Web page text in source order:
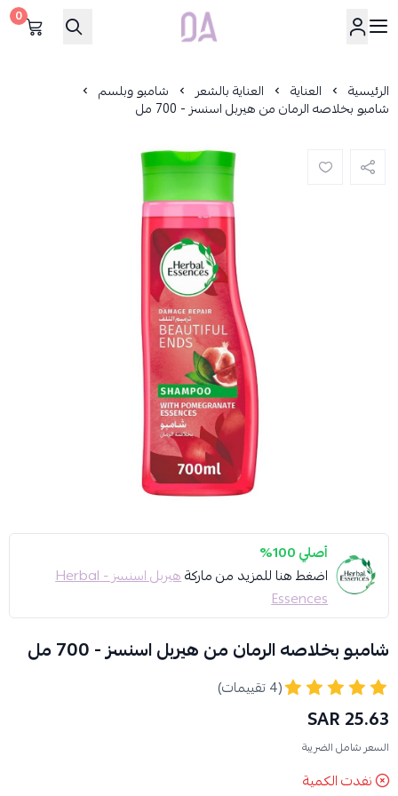
Dar Alamirat
0
الرئيسية العناية العناية بالشعر شامبو وبلسم
شامبو بخلاصه الرمان من هيربل اسنسز - 700 مل
أصلي 100%
اضغط هنا للمزيد من ماركة
هيربل اسنسز - Herbal
Essences
شامبو بخلاصه الرمان من هيربل اسنسز - 700 مل
(4 تقييمات)
25.63 SAR
السعر شامل الضريبة
نفدت الكمية